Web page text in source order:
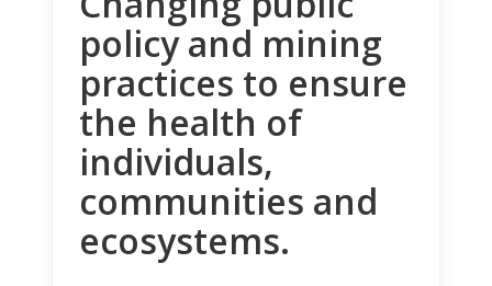
policy and mining
practices to ensure
the health of
individuals,
communities and
ecosystems.